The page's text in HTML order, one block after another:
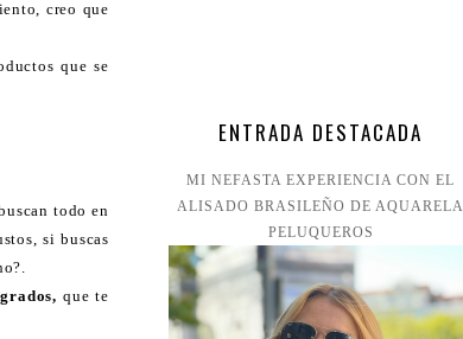
creo que
que se
todo en
si buscas
que te
ENTRADA DESTACADA
MI NEFASTA EXPERIENCIA CON EL
ALISADO BRASILEÑO DE AQUARELA
PELUQUEROS